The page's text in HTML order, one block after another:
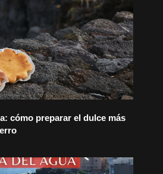
cómo preparar el dulce más